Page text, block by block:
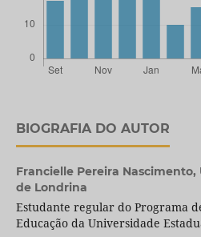
BIOGRAFIA DO AUTOR
Francielle Pereira Nascimento,
de Londrina
Estudante regular do Programa
Educação da Universidade